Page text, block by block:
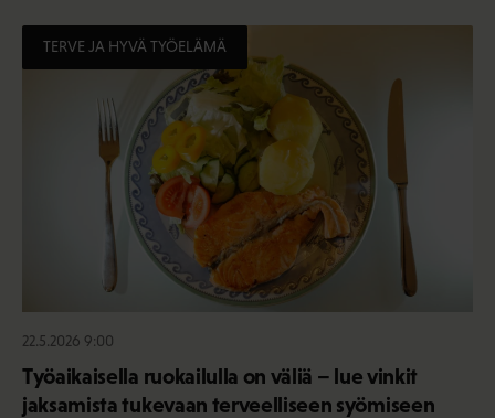
TERVE JA HYVÄ TYÖELÄMÄ
22.5.2026 9:00
Työaikaisella ruokailulla on väliä – lue vinkit
jaksamista tukevaan terveelliseen syömiseen